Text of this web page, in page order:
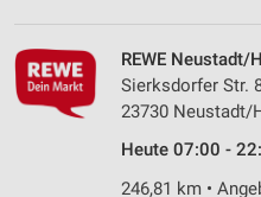
REWE Neustadt/
Sierksdorfer Str.
23730 Neustadt/
Heute 07:00 -
246,81 km •